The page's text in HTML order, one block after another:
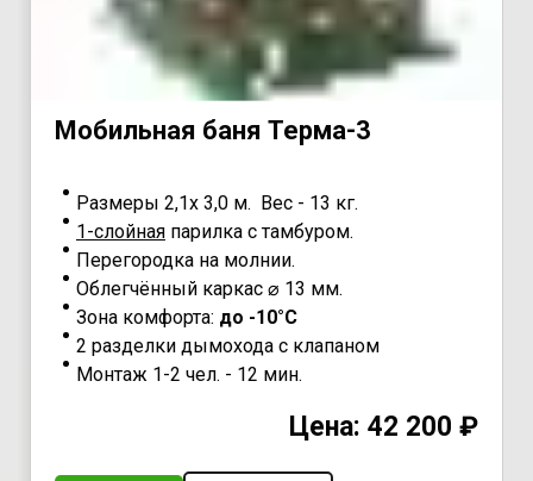
Мoбильная бaня Teрма-3
Размеры 2,1х 3,0 м. Вес - 13 кг.
1-слойная парилка с тамбуром.
Перегородка на молнии.
Облегчённый каркас ⌀ 13 мм.
Зона комфорта: до -10°С
2 разделки дымохода с клапаном
Монтаж 1-2 чел. - 12 мин.
Цена: 42 200 ₽